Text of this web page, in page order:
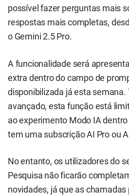
possível fazer perguntas mais
respostas mais completas,
o Gemini 2.5 Pro.
A funcionalidade será
extra dentro do campo de
disponibilizada já esta semana.
avançado, esta função está
ao experimento Modo IA
tem uma subscrição AI Pro ou
No entanto, os utilizadores do
Pesquisa não ficarão
novidades, já que as chamadas